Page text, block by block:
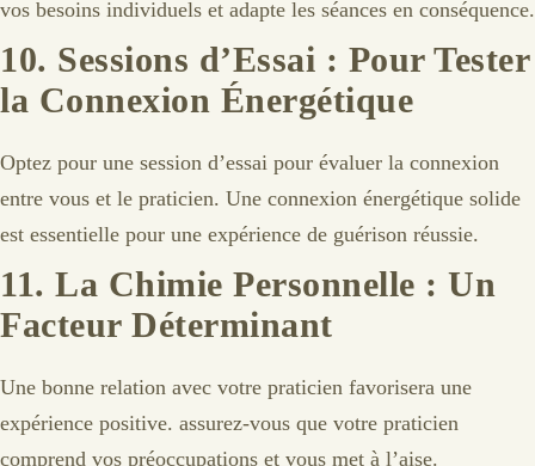
vos besoins individuels et adapte les séances en conséquence.
10. Sessions d’Essai : Pour Tester
la Connexion Énergétique
Optez pour une session d’essai pour évaluer la connexion
entre vous et le praticien. Une connexion énergétique solide
est essentielle pour une expérience de guérison réussie.
11. La Chimie Personnelle : Un
Facteur Déterminant
Une bonne relation avec votre praticien favorisera une
expérience positive. assurez-vous que votre praticien
comprend vos préoccupations et vous met à l’aise.